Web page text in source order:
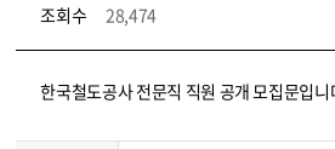
조회수
28,474
코레일소개_경영공시_채용공고 상세보기 – 내용, 파일, 담당자 연락처로 구성
한국철도공사 전문직 직원 공개 모집문입니